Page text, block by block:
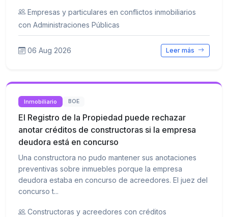
Empresas y particulares en conflictos inmobiliarios
con Administraciones Públicas
06 Aug 2026 Leer más
Inmobiliario BOE
El Registro de la Propiedad puede rechazar
anotar créditos de constructoras si la empresa
deudora está en concurso
Una constructora no pudo mantener sus anotaciones
preventivas sobre inmuebles porque la empresa
deudora estaba en concurso de acreedores. El juez del
concurso t...
Constructoras y acreedores con créditos